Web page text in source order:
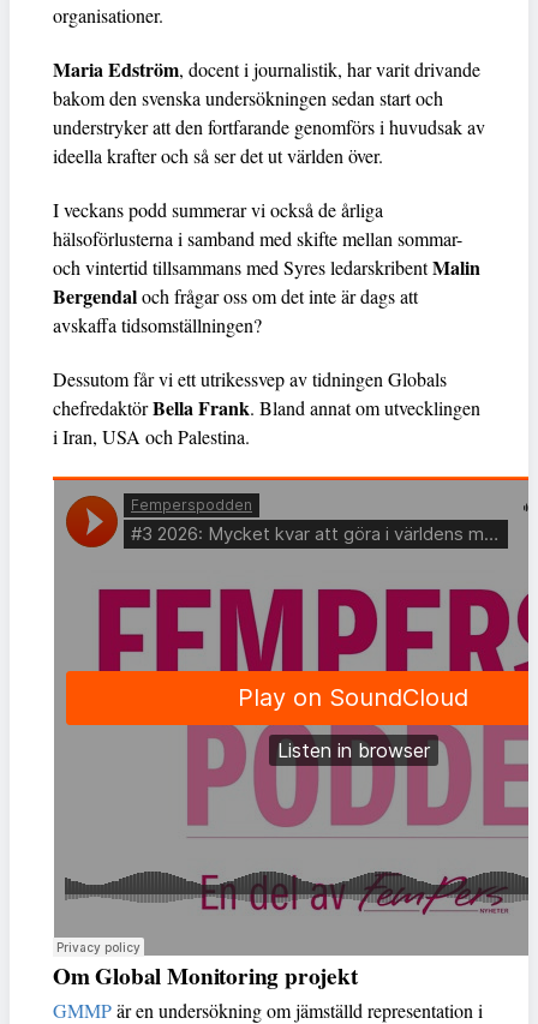
organisationer.
Maria Edström, docent i journalistik, har varit drivande
bakom den svenska undersökningen sedan start och
understryker att den fortfarande genomförs i huvudsak av
ideella krafter och så ser det ut världen över.
I veckans podd summerar vi också de årliga
hälsoförlusterna i samband med skifte mellan sommar-
och vintertid tillsammans med Syres ledarskribentMalin
Bergendaloch frågar oss om det inte är dags att
avskaffa tidsomställningen?
Dessutom får vi ett utrikessvep av tidningen Globals
chefredaktörBella Frank. Bland annat om utvecklingen
i Iran, USA och Palestina.
Om Global Monitoring projekt
GMMPär en undersökning om jämställd representation i